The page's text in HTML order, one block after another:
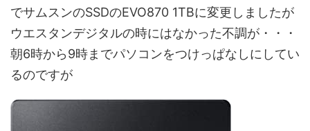
でサムスンのSSDのEVO870 1TBに変更しましたが
ウエスタンデジタルの時にはなかった不調が・・・
朝6時から9時までパソコンをつけっぱなしにしてい
るのですが